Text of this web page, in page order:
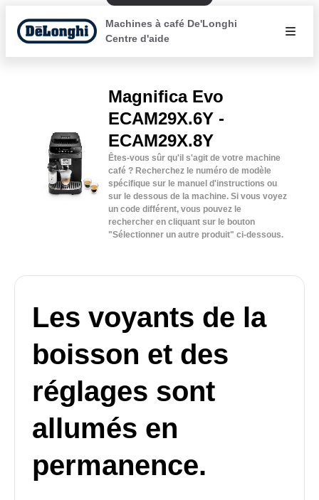
Machines à café De'Longhi
Centre d'aide
Magnifica Evo
ECAM29X.6Y -
ECAM29X.8Y
Êtes-vous sûr qu'il s'agit de votre machine
café ? Recherchez le numéro de modèle
spécifique sur le manuel d'instructions ou
sur le dessous de la machine. Si vous voyez
un code différent, vous pouvez le
rechercher en cliquant sur le bouton
"Sélectionner un autre produit" ci-dessous.
Les voyants de la
boisson et des
réglages sont
allumés en
permanence.